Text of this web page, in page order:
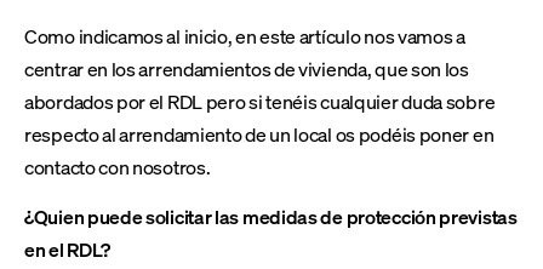
Como indicamos al inicio, en este artículo nos vamos a
centrar en los arrendamientos de vivienda, que son los
abordados por el RDL pero si tenéis cualquier duda sobre
respecto al arrendamiento de un local os podéis poner en
contacto con nosotros.
¿Quien puede solicitar las medidas de protección previstas
en el RDL?